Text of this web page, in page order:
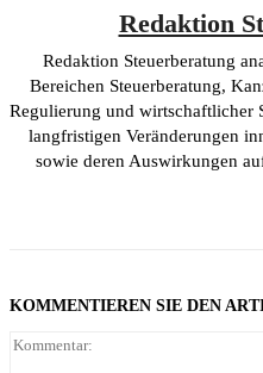
Redaktion
Redaktion Steuerberatung
Bereichen Steuerberatung,
Regulierung und wirtschaftlicher
langfristigen Veränderungen
sowie deren Auswirkungen
KOMMENTIEREN SIE DEN